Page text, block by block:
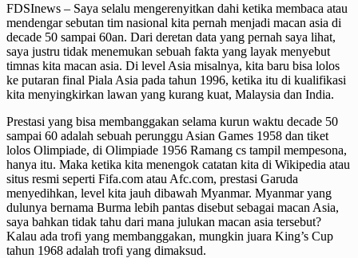
FDSInews – Saya selalu mengerenyitkan dahi ketika membaca atau
mendengar sebutan tim nasional kita pernah menjadi macan asia di
decade 50 sampai 60an. Dari deretan data yang pernah saya lihat,
saya justru tidak menemukan sebuah fakta yang layak menyebut
timnas kita macan asia. Di level Asia misalnya, kita baru bisa lolos
ke putaran final Piala Asia pada tahun 1996, ketika itu di kualifikasi
kita menyingkirkan lawan yang kurang kuat, Malaysia dan India.
Prestasi yang bisa membanggakan selama kurun waktu decade 50
sampai 60 adalah sebuah perunggu Asian Games 1958 dan tiket
lolos Olimpiade, di Olimpiade 1956 Ramang cs tampil mempesona,
hanya itu. Maka ketika kita menengok catatan kita di Wikipedia atau
situs resmi seperti Fifa.com atau Afc.com, prestasi Garuda
menyedihkan, level kita jauh dibawah Myanmar. Myanmar yang
dulunya bernama Burma lebih pantas disebut sebagai macan Asia,
saya bahkan tidak tahu dari mana julukan macan asia tersebut?
Kalau ada trofi yang membanggakan, mungkin juara King’s Cup
tahun 1968 adalah trofi yang dimaksud.